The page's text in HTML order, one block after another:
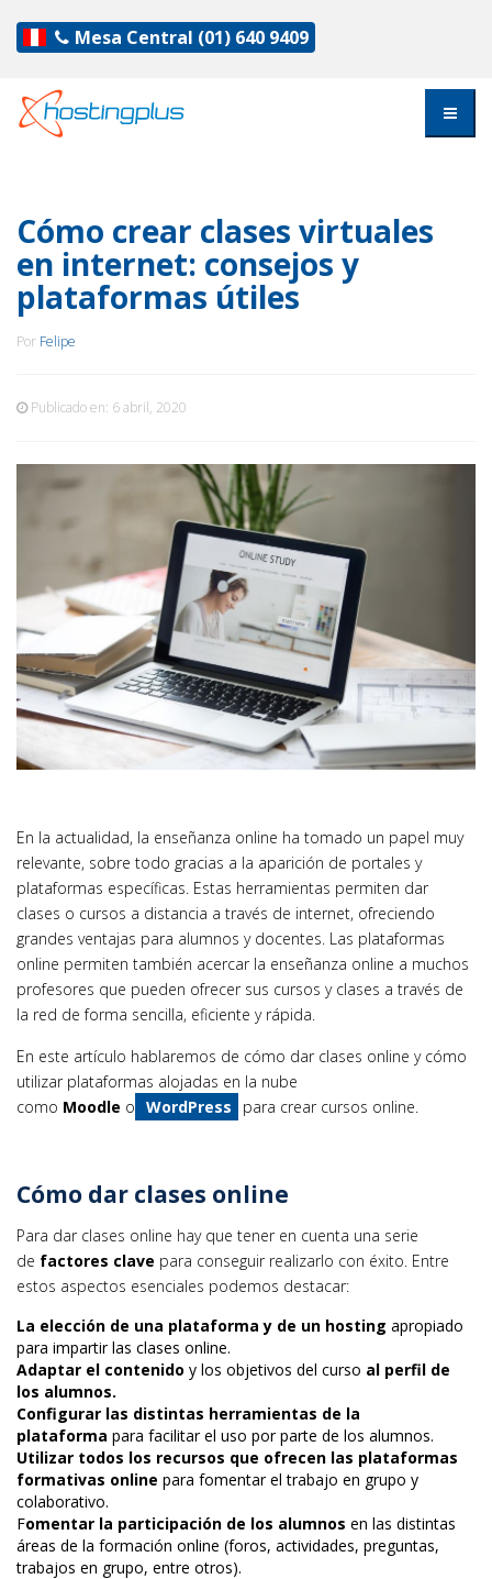
Mesa Central (01) 640 9409
Cómo crear clases virtuales
en internet: consejos y
plataformas útiles
Por Felipe
Publicado en: 6 abril, 2020
En la actualidad, la enseñanza online ha tomado un papel muy
relevante, sobre todo gracias a la aparición de portales y
plataformas específicas. Estas herramientas permiten dar
clases o cursos a distancia a través de internet, ofreciendo
grandes ventajas para alumnos y docentes. Las plataformas
online permiten también acercar la enseñanza online a muchos
profesores que pueden ofrecer sus cursos y clases a través de
la red de forma sencilla, eficiente y rápida.
En este artículo hablaremos de cómo dar clases online y cómo
utilizar plataformas alojadas en la nube
como Moodle o WordPress para crear cursos online.
Cómo dar clases online
Para dar clases online hay que tener en cuenta una serie
de factores clave para conseguir realizarlo con éxito. Entre
estos aspectos esenciales podemos destacar:
La elección de una plataforma y de un hosting apropiado
para impartir las clases online.
Adaptar el contenido y los objetivos del curso al perfil de
los alumnos.
Configurar las distintas herramientas de la
plataforma para facilitar el uso por parte de los alumnos.
Utilizar todos los recursos que ofrecen las plataformas
formativas online para fomentar el trabajo en grupo y
colaborativo.
Fomentar la participación de los alumnos en las distintas
áreas de la formación online (foros, actividades, preguntas,
trabajos en grupo, entre otros).